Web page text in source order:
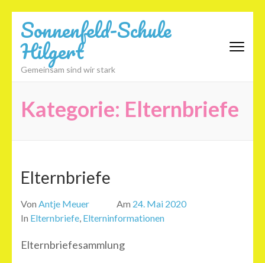
Inhalt
springen
(Eingabetaste
drücken)
Sonnenfeld-Schule
Hilgert
Gemeinsam sind wir stark
Kategorie: Elternbriefe
Elternbriefe
Von Antje Meuer Am 24. Mai 2020
In Elternbriefe, Elterninformationen
Elternbriefesammlung